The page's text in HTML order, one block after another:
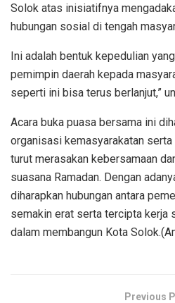
Solok atas inisiatifnya
hubungan sosial di tengah
Ini adalah bentuk kepedulian
pemimpin daerah kepada
seperti ini bisa terus berlanjut,”
Acara buka puasa bersama ini
organisasi kemasyarakatan
turut merasakan kebersamaan
suasana Ramadan. Dengan
diharapkan hubungan antara
semakin erat serta tercipta kerja
dalam membangun Kota
Previous